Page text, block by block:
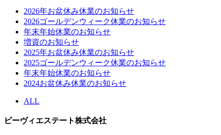
2026年お盆休み休業のお知らせ
2026ゴールデンウィーク休業のお知らせ
年末年始休業のお知らせ
増資のお知らせ
2025年お盆休み休業のお知らせ
2025ゴールデンウィーク休業のお知らせ
年末年始休業のお知らせ
2024お盆休み休業のお知らせ
ALL
ビーヴィエステート株式会社